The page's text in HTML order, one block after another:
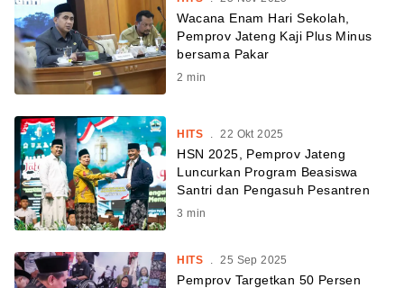
Wacana Enam Hari Sekolah,
Pemprov Jateng Kaji Plus Minus
bersama Pakar
2 min
HITS 22 Okt 2025
HSN 2025, Pemprov Jateng
Luncurkan Program Beasiswa
Santri dan Pengasuh Pesantren
3 min
HITS . 25 Sep 2025
Pemprov Targetkan 50 Persen